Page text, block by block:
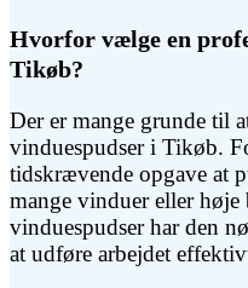
Hvorfor vælge en
Tikøb?
Der er mange grunde til
vinduespudser i Tikøb.
tidskrævende opgave at
mange vinduer eller
vinduespudser har den
at udføre arbejdet